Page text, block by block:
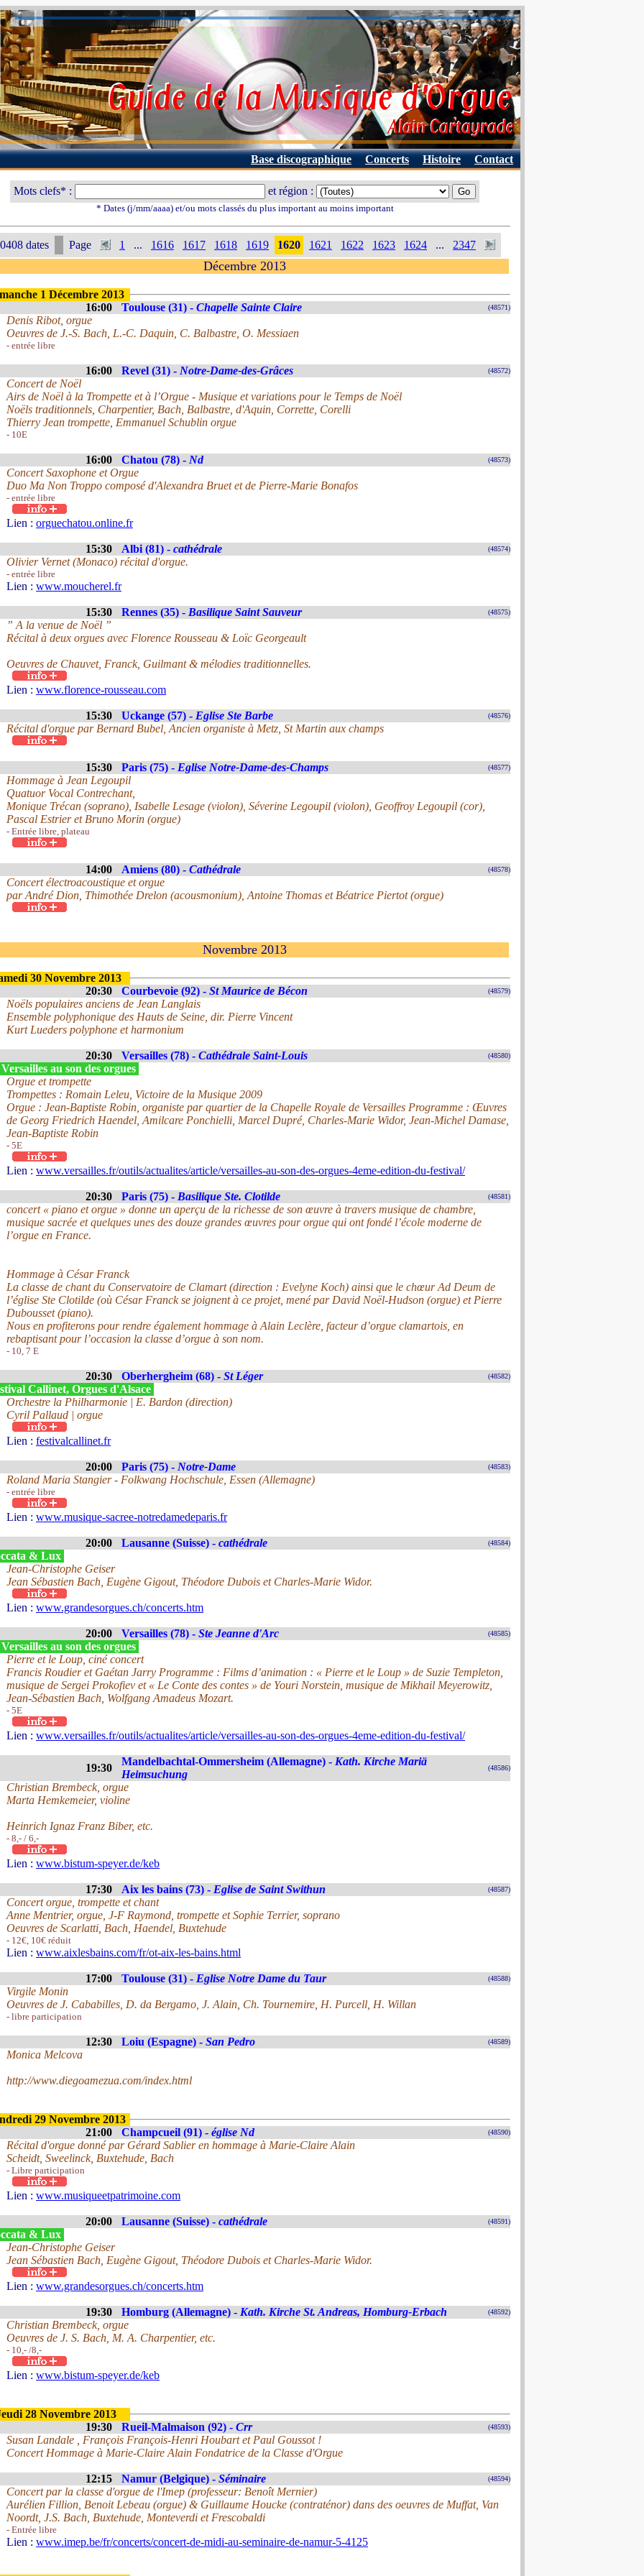
Base discographique Concerts Histoire Contact
Mots clefs* : et région :
* Dates (j/mm/aaaa) et/ou mots classés du plus important au moins important
dates Page 1 ... 1616 1617 1618 1619 1620 1621 1622 1623 1624 ... 2347
Décembre 2013
1 Décembre 2013
16:00
Toulouse (31) - Chapelle Sainte Claire (48571)
Denis Ribot, orgue
Oeuvres de J.-S. Bach, L.-C. Daquin, C. Balbastre, O. Messiaen
- entrée libre
16:00 Revel (31) - Notre-Dame-des-Grâces (48572)
Concert de Noël
Airs de Noël à la Trompette et à l’Orgue - Musique et variations pour le Temps de Noël
Noëls traditionnels, Charpentier, Bach, Balbastre, d'Aquin, Corrette, Corelli
Thierry Jean trompette, Emmanuel Schublin orgue
- 10E
16:00 Chatou (78) - Nd (48573)
Concert Saxophone et Orgue
Duo Ma Non Troppo composé d'Alexandra Bruet et de Pierre-Marie Bonafos
- entrée libre
Lien : orguechatou.online.fr
15:30 Albi (81) - cathédrale (48574)
Olivier Vernet (Monaco) récital d'orgue.
- entrée libre
Lien : www.moucherel.fr
15:30 Rennes (35) - Basilique Saint Sauveur (48575)
” A la venue de Noël ”
Récital à deux orgues avec Florence Rousseau & Loïc Georgeault
Oeuvres de Chauvet, Franck, Guilmant & mélodies traditionnelles.
Lien : www.florence-rousseau.com
15:30 Uckange (57) - Eglise Ste Barbe (48576)
Récital d'orgue par Bernard Bubel, Ancien organiste à Metz, St Martin aux champs
15:30 Paris (75) - Eglise Notre-Dame-des-Champs (48577)
Hommage à Jean Legoupil
Quatuor Vocal Contrechant,
Monique Trécan (soprano), Isabelle Lesage (violon), Séverine Legoupil (violon), Geoffroy Legoupil (cor),
Pascal Estrier et Bruno Morin (orgue)
- Entrée libre, plateau
14:00 Amiens (80) - Cathédrale (48578)
Concert électroacoustique et orgue
par André Dion, Thimothée Drelon (acousmonium), Antoine Thomas et Béatrice Piertot (orgue)
Novembre 2013
30 Novembre 2013
20:30
Courbevoie (92) - St Maurice de Bécon (48579)
Noëls populaires anciens de Jean Langlais
Ensemble polyphonique des Hauts de Seine, dir. Pierre Vincent
Kurt Lueders polyphone et harmonium
20:30 Versailles (78) - Cathédrale Saint-Louis (48580)
au son des orgues
Orgue et trompette
Trompettes : Romain Leleu, Victoire de la Musique 2009
Orgue : Jean-Baptiste Robin, organiste par quartier de la Chapelle Royale de Versailles Programme : Œuvres
de Georg Friedrich Haendel, Amilcare Ponchielli, Marcel Dupré, Charles-Marie Widor, Jean-Michel Damase,
Jean-Baptiste Robin
- 5E
Lien : www.versailles.fr/outils/actualites/article/versailles-au-son-des-orgues-4eme-edition-du-festival/
20:30 Paris (75) - Basilique Ste. Clotilde (48581)
concert « piano et orgue » donne un aperçu de la richesse de son œuvre à travers musique de chambre,
musique sacrée et quelques unes des douze grandes œuvres pour orgue qui ont fondé l’école moderne de
l’orgue en France.
Hommage à César Franck
La classe de chant du Conservatoire de Clamart (direction : Evelyne Koch) ainsi que le chœur Ad Deum de
l’église Ste Clotilde (où César Franck se joignent à ce projet, mené par David Noël-Hudson (orgue) et Pierre
Dubousset (piano).
Nous en profiterons pour rendre également hommage à Alain Leclère, facteur d’orgue clamartois, en
rebaptisant pour l’occasion la classe d’orgue à son nom.
- 10, 7 E
20:30 Oberhergheim (68) - St Léger (48582)
Callinet, Orgues d'Alsace
Orchestre la Philharmonie | E. Bardon (direction)
Cyril Pallaud | orgue
Lien : festivalcallinet.fr
20:00 Paris (75) - Notre-Dame (48583)
Roland Maria Stangier - Folkwang Hochschule, Essen (Allemagne)
- entrée libre
Lien : www.musique-sacree-notredamedeparis.fr
20:00 Lausanne (Suisse) - cathédrale (48584)
& Lux
Jean-Christophe Geiser
Jean Sébastien Bach, Eugène Gigout, Théodore Dubois et Charles-Marie Widor.
Lien : www.grandesorgues.ch/concerts.htm
20:00 Versailles (78) - Ste Jeanne d'Arc (48585)
au son des orgues
Pierre et le Loup, ciné concert
Francis Roudier et Gaétan Jarry Programme : Films d’animation : « Pierre et le Loup » de Suzie Templeton,
musique de Sergei Prokofiev et « Le Conte des contes » de Youri Norstein, musique de Mikhail Meyerowitz,
Jean-Sébastien Bach, Wolfgang Amadeus Mozart.
- 5E
Lien : www.versailles.fr/outils/actualites/article/versailles-au-son-des-orgues-4eme-edition-du-festival/
19:30
Mandelbachtal-Ommersheim (Allemagne) - Kath. Kirche Mariä
Heimsuchung
(48586)
Christian Brembeck, orgue
Marta Hemkemeier, violine
Heinrich Ignaz Franz Biber, etc.
- 8,- / 6,-
Lien : www.bistum-speyer.de/keb
17:30 Aix les bains (73) - Eglise de Saint Swithun (48587)
Concert orgue, trompette et chant
Anne Mentrier, orgue, J-F Raymond, trompette et Sophie Terrier, soprano
Oeuvres de Scarlatti, Bach, Haendel, Buxtehude
- 12€, 10€ réduit
Lien : www.aixlesbains.com/fr/ot-aix-les-bains.html
17:00 Toulouse (31) - Eglise Notre Dame du Taur (48588)
Virgile Monin
Oeuvres de J. Cababilles, D. da Bergamo, J. Alain, Ch. Tournemire, H. Purcell, H. Willan
- libre participation
12:30 Loiu (Espagne) - San Pedro (48589)
Monica Melcova
http://www.diegoamezua.com/index.html
29 Novembre 2013
21:00
Champcueil (91) - église Nd (48590)
Récital d'orgue donné par Gérard Sablier en hommage à Marie-Claire Alain
Scheidt, Sweelinck, Buxtehude, Bach
- Libre participation
Lien : www.musiqueetpatrimoine.com
20:00 Lausanne (Suisse) - cathédrale (48591)
& Lux
Jean-Christophe Geiser
Jean Sébastien Bach, Eugène Gigout, Théodore Dubois et Charles-Marie Widor.
Lien : www.grandesorgues.ch/concerts.htm
19:30 Homburg (Allemagne) - Kath. Kirche St. Andreas, Homburg-Erbach (48592)
Christian Brembeck, orgue
Oeuvres de J. S. Bach, M. A. Charpentier, etc.
- 10,- /8,-
Lien : www.bistum-speyer.de/keb
28 Novembre 2013
19:30
Rueil-Malmaison (92) - Crr (48593)
Susan Landale , François François-Henri Houbart et Paul Goussot !
Concert Hommage à Marie-Claire Alain Fondatrice de la Classe d'Orgue
12:15 Namur (Belgique) - Séminaire (48594)
Concert par la classe d'orgue de l'Imep (professeur: Benoît Mernier)
Aurélien Fillion, Benoit Lebeau (orgue) & Guillaume Houcke (contraténor) dans des oeuvres de Muffat, Van
Noordt, J.S. Bach, Buxtehude, Monteverdi et Frescobaldi
- Entrée libre
Lien : www.imep.be/fr/concerts/concert-de-midi-au-seminaire-de-namur-5-4125